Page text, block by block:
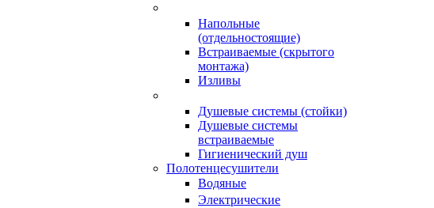
Напольные
(отдельностоящие)
Встраиваемые (скрытого
монтажа)
Изливы
Душевые системы (стойки)
Душевые системы
встраиваемые
Гигиенический душ
Полотенцесушители
ㅤВодяные
ㅤЭлектрические